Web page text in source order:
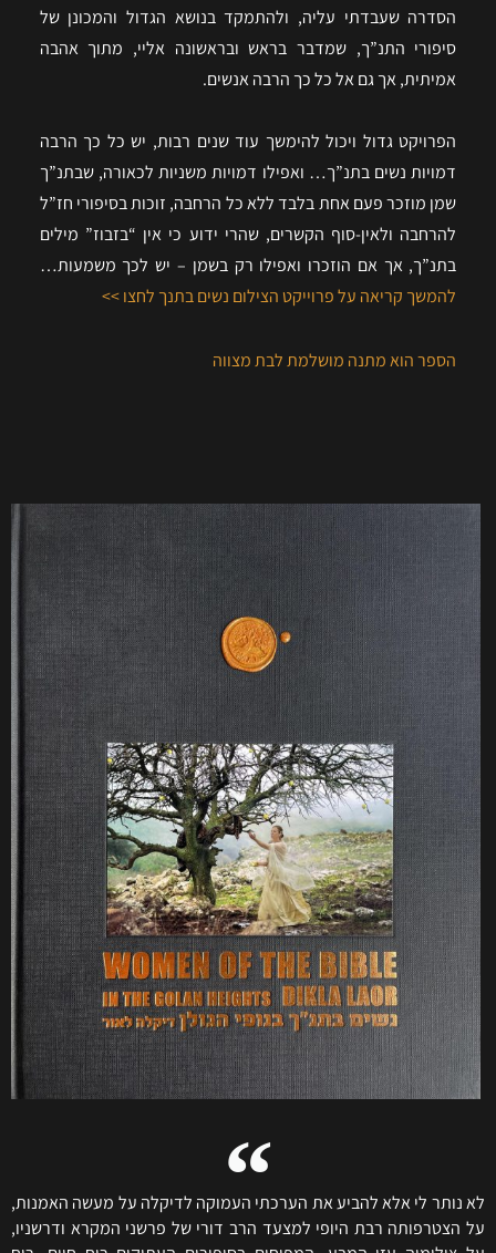
הסדרה שעבדתי עליה, ולהתמקד בנושא הגדול והמכונן של
סיפורי התנ”ך, שמדבר בראש ובראשונה אליי, מתוך אהבה
אמיתית, אך גם אל כל כך הרבה אנשים.
הפרויקט גדול ויכול להימשך עוד שנים רבות, יש כל כך הרבה
דמויות נשים בתנ”ך… ואפילו דמויות משניות לכאורה, שבתנ”ך
שמן מוזכר פעם אחת בלבד ללא כל הרחבה, זוכות בסיפורי חז”ל
להרחבה ולאין-סוף הקשרים, שהרי ידוע כי אין “בזבוז” מילים
בתנ”ך, אך אם הוזכרו ואפילו רק בשמן – יש לכך משמעות…
להמשך קריאה על פרוייקט הצילום נשים בתנך לחצו >>
הספר הוא מתנה מושלמת לבת מצווה
לא נותר לי אלא להביע את הערכתי העמוקה לדיקלה על מעשה האמנות,
על הצטרפותה רבת היופי למצעד הרב דורי של פרשני המקרא ודרשניו,